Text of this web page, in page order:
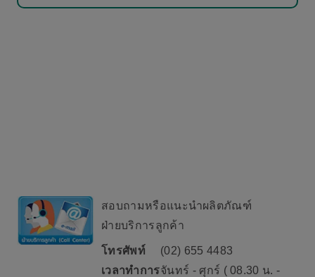
สอบถามหรือแนะนำผลิตภัณฑ์
ฝ่ายบริการลูกค้า
โทรศัพท์
(02) 655 4483
เวลาทำการจันทร์ - ศุกร์ ( 08.30 น. -